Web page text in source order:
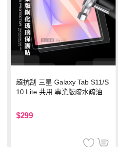
超抗刮 三星 Galaxy Tab S11/S
10 Lite 共用 專業版疏水疏油9
$299